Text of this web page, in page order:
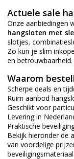
Actuele sale
Onze aanbiedingen
hangsloten met
slotjes,
Zo kun je slim
en betrouwbaarheid.
Waarom
Scherpe deals en
Ruim aanbod
Geschikt voor
Levering in
Praktische
Bekijk hieronder de
van voordelige
beveiligingsmateriaal.